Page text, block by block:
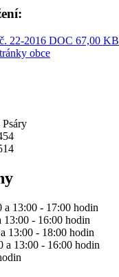
22-2016 DOC 67,00 KB
obce
13:00 - 17:00 hodin
13:00 - 16:00 hodin
13:00 - 18:00 hodin
a 13:00 - 16:00 hodin